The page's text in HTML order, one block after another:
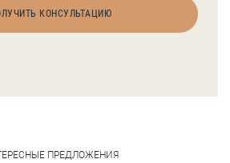
КОНСУЛЬТАЦИЮ
ПРЕДЛОЖЕНИЯ